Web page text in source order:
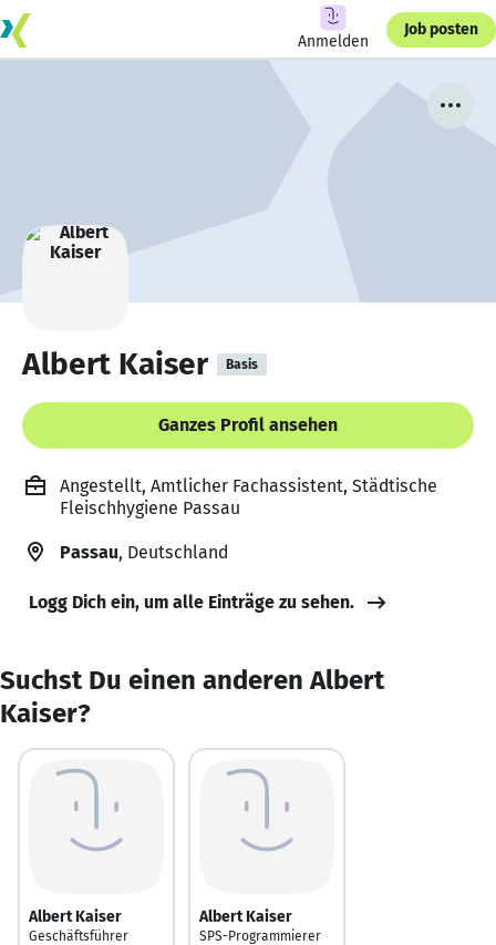
Anmelden
Job posten
Albert Kaiser Basis
Ganzes Profil ansehen
Angestellt, Amtlicher Fachassistent, Städtische
Fleischhygiene Passau
Passau, Deutschland
Logg Dich ein, um alle Einträge zu sehen.
Suchst Du einen anderen Albert
Kaiser?
Albert Kaiser
Geschäftsführer
Albert Kaiser
SPS-Programmierer